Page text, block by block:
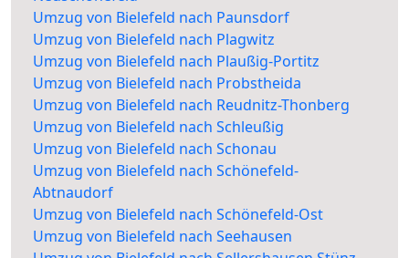
Umzug von Bielefeld nach Paunsdorf
Umzug von Bielefeld nach Plagwitz
Umzug von Bielefeld nach Plaußig-Portitz
Umzug von Bielefeld nach Probstheida
Umzug von Bielefeld nach Reudnitz-Thonberg
Umzug von Bielefeld nach Schleußig
Umzug von Bielefeld nach Schonau
Umzug von Bielefeld nach Schönefeld-
Abtnaudorf
Umzug von Bielefeld nach Schönefeld-Ost
Umzug von Bielefeld nach Seehausen